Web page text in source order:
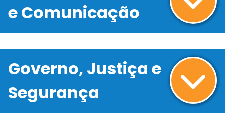
e Comunicação
Governo, Justiça e
Segurança